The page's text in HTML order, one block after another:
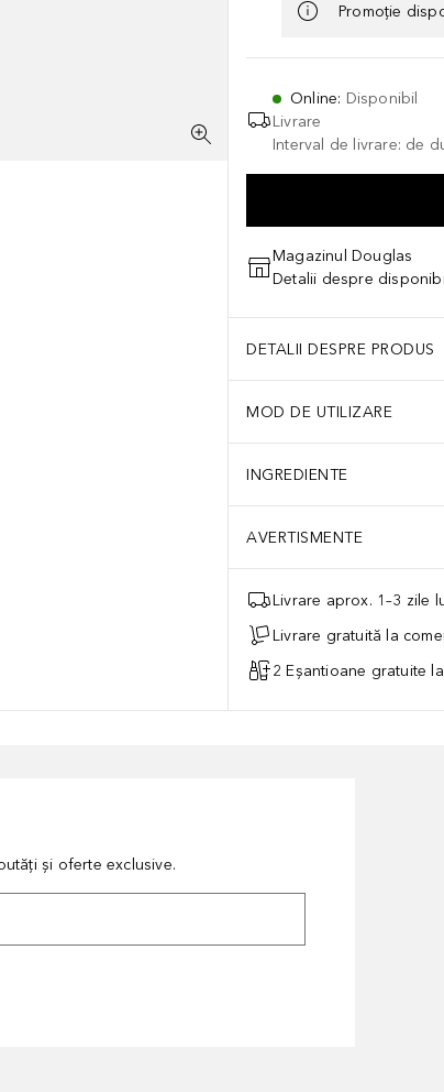
Promoție
Online: Disponibil
Livrare
Interval de livrare: de
Magazinul Douglas
Detalii despre
DETALII DESPRE PRODUS
MOD DE UTILIZARE
INGREDIENTE
AVERTISMENTE
Livrare aprox. 1–3 zile
Livrare gratuită la
2 Eșantioane gratuite
și oferte exclusive.